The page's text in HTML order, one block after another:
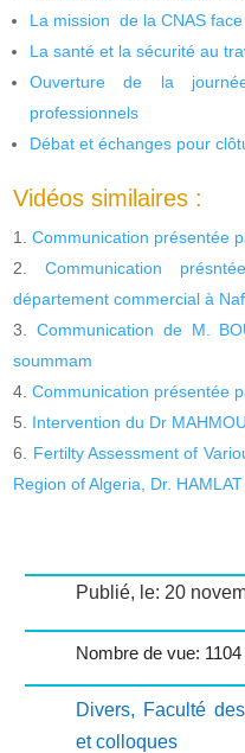
La mission de la CNAS
La santé et la sécurité au
Ouverture de la
professionnels
Débat et échanges pour
Vidéos similaires :
Communication présentée
Communication
département commercial à
Communication de M.
soummam
Communication présentée
Intervention du Dr
Fertilty Assessment of
Region of Algeria, Dr.
Publié, le: 20
Nombre de vue: 1104
Divers, Faculté
et colloques